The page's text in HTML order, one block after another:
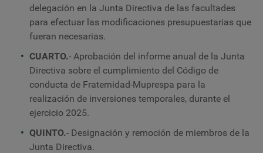
delegación en la Junta Directiva de las facultades
para efectuar las modificaciones presupuestarias que
fueran necesarias.
CUARTO.- Aprobación del informe anual de la Junta
Directiva sobre el cumplimiento del Código de
conducta de Fraternidad-Muprespa para la
realización de inversiones temporales, durante el
ejercicio 2025.
QUINTO.- Designación y remoción de miembros de la
Junta Directiva.